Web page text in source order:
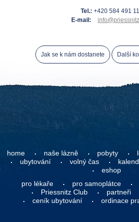
Tel.: +420 584 491
E-mail:
Jak se k nám dostanete Další
home naše lázně pobyty
ubytování
volný čas
eshop
pro lékaře
pro samoplátce
Priessnitz Club
partneři
ceník ubytování
ordinace